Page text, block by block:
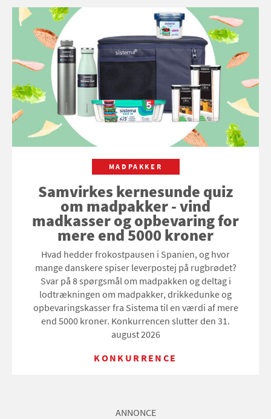
MADPAKKER
Samvirkes kernesunde quiz
om madpakker - vind
madkasser og opbevaring for
mere end 5000 kroner
Hvad hedder frokostpausen i Spanien, og hvor
mange danskere spiser leverpostej på rugbrødet?
Svar på 8 spørgsmål om madpakken og deltag i
lodtrækningen om madpakker, drikkedunke og
opbevaringskasser fra Sistema til en værdi af mere
end 5000 kroner. Konkurrencen slutter den 31.
august 2026
KONKURRENCE
ANNONCE